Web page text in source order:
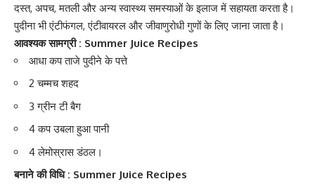
दस्त, अपच, मतली और अन्य स्वास्थ्य समस्याओं के इलाज में सहायता करता है।
पुदीना भी एंटीफंगल, एंटीवायरल और जीवाणुरोधी गुणों के लिए जाना जाता है।
आवश्यक सामग्री : Summer Juice Recipes
आधा कप ताजे पुदीने के पत्ते
2 चम्मच शहद
3 ग्रीन टी बैग
4 कप उबला हुआ पानी
4 लेमोस्रास डंठल।
बनाने की विधि : Summer Juice Recipes